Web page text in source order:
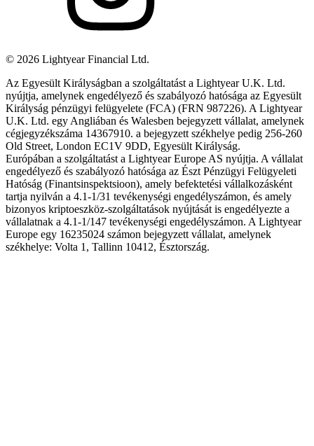
© 2026 Lightyear Financial Ltd.
Az Egyesült Királyságban a szolgáltatást a Lightyear U.K. Ltd.
nyújtja, amelynek engedélyező és szabályozó hatósága az Egyesült
Királyság pénzügyi felügyelete (FCA) (FRN 987226). A Lightyear
U.K. Ltd. egy Angliában és Walesben bejegyzett vállalat, amelynek
cégjegyzékszáma 14367910. a bejegyzett székhelye pedig 256-260
Old Street, London EC1V 9DD, Egyesült Királyság.
Európában a szolgáltatást a Lightyear Europe AS nyújtja. A vállalat
engedélyező és szabályozó hatósága az Észt Pénzügyi Felügyeleti
Hatóság (Finantsinspektsioon), amely befektetési vállalkozásként
tartja nyilván a 4.1-1/31 tevékenységi engedélyszámon, és amely
bizonyos kriptoeszköz-szolgáltatások nyújtását is engedélyezte a
vállalatnak a 4.1-1/147 tevékenységi engedélyszámon. A Lightyear
Europe egy 16235024 számon bejegyzett vállalat, amelynek
székhelye: Volta 1, Tallinn 10412, Észtország.